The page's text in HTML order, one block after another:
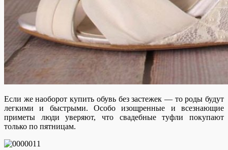
Если же наоборот купить обувь без застежек — то роды будут
легкими и быстрыми. Особо изощренные и всезнающие
приметы люди уверяют, что свадебные туфли покупают
только по пятницам.